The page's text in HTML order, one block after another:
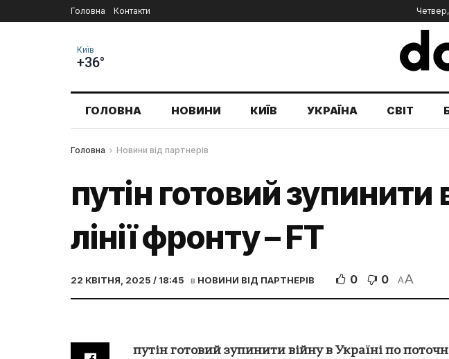
Головна Контакти
Київ
+36°
ГОЛОВНА НОВИНИ КИЇВ УКРАЇНА СВІТ
Головна Новини від партнерів
путін готовий зупинити
лінії фронту – FT
22 КВІТНЯ, 2025 / 18:45 в НОВИНИ ВІД ПАРТНЕРІВ 0 0 AA
путін готовий зупинити війну в Україні по